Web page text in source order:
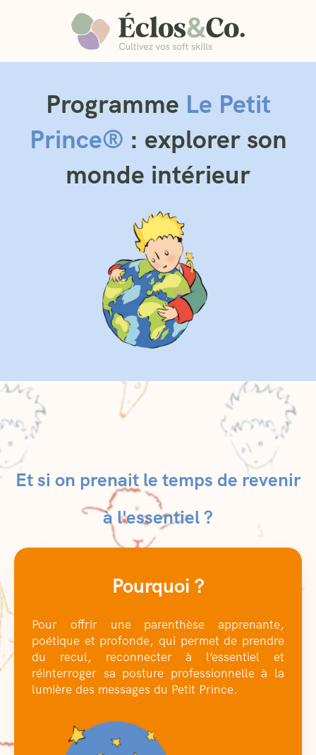
Programme Le Petit
Prince® : explorer son
monde intérieur
Et si on prenait le temps de revenir
à l'essentiel ?
Pourquoi ?
Pour offrir une parenthèse apprenante,
poétique et profonde, qui permet de prendre
du recul, reconnecter à l’essentiel et
réinterroger sa posture professionnelle à la
lumière des messages du Petit Prince.